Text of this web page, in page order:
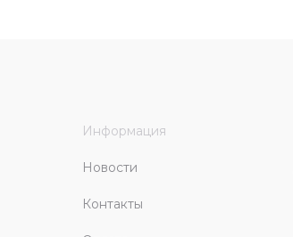
Информация
Новости
Контакты